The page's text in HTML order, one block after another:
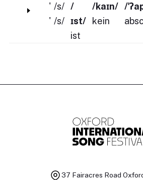
'
'
/s/
/s/
/
ɪst/
ist
/kaɪn/
kein
/
37 Fairacres Road